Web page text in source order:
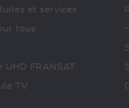
et services
tous
FRANSAT
TV
–